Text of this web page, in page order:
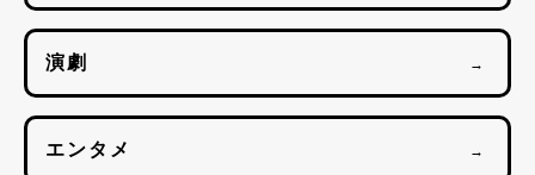
演劇 →
エンタメ →